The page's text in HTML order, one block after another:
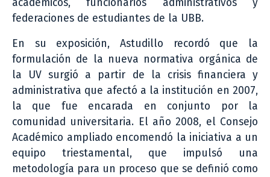
académicos, funcionarios administrativos y
federaciones de estudiantes de la UBB.
En su exposición, Astudillo recordó que la
formulación de la nueva normativa orgánica de
la UV surgió a partir de la crisis financiera y
administrativa que afectó a la institución en 2007,
la que fue encarada en conjunto por la
comunidad universitaria. El año 2008, el Consejo
Académico ampliado encomendó la iniciativa a un
equipo triestamental, que impulsó una
metodología para un proceso que se definió como